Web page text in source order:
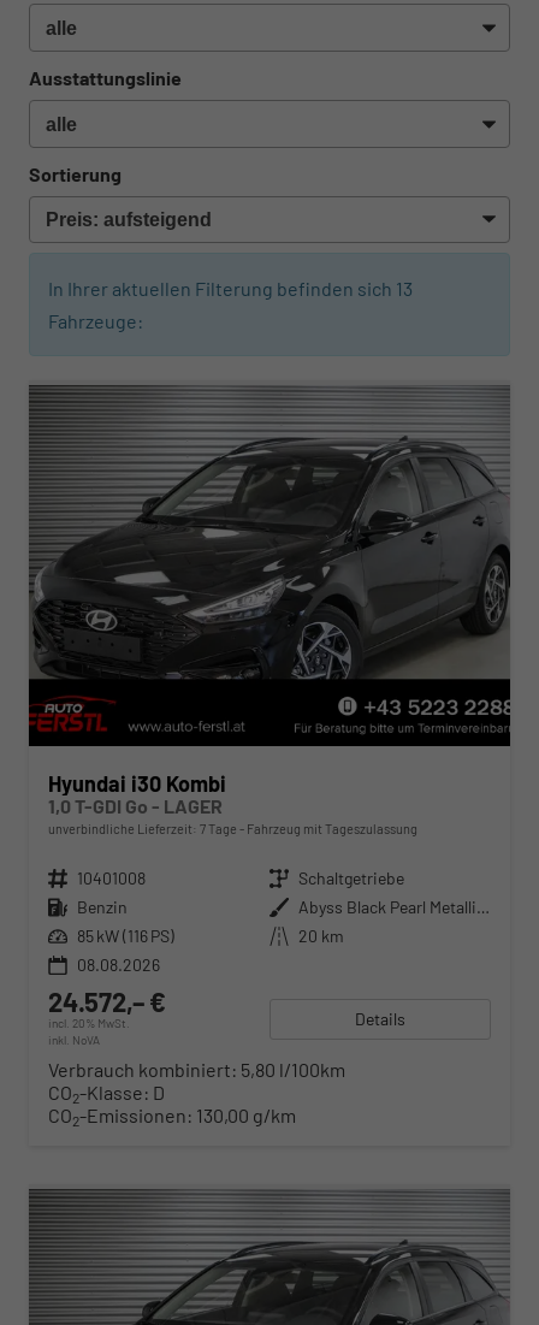
Ausstattungslinie
Sortierung
In Ihrer aktuellen Filterung befinden sich 13
Fahrzeuge:
Hyundai i30 Kombi
1,0 T-GDI Go - LAGER
unverbindliche Lieferzeit: 7 Tage Fahrzeug mit Tageszulassung
Fahrzeugnr. 10401008 Getriebe Schaltgetriebe
Kraftstoff Benzin Außenfarbe
Abyss Black Pearl Metallic ()
Leistung 85 kW (116 PS) Kilometerstand 20 km
08.08.2026
24.572,– €
incl. 20% MwSt.
inkl. NoVA
Details
Verbrauch kombiniert: 5,80 l/100km
CO2-Klasse: D
CO2-Emissionen: 130,00 g/km